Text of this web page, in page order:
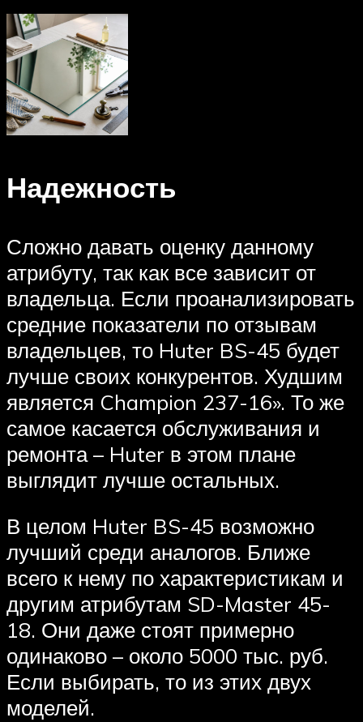
Надежность
Сложно давать оценку данному
атрибуту, так как все зависит от
владельца. Если проанализировать
средние показатели по отзывам
владельцев, то Huter BS-45 будет
лучше своих конкурентов. Худшим
является Champion 237-16». То же
самое касается обслуживания и
ремонта – Huter в этом плане
выглядит лучше остальных.
В целом Huter BS-45 возможно
лучший среди аналогов. Ближе
всего к нему по характеристикам и
другим атрибутам SD-Master 45-
18. Они даже стоят примерно
одинаково – около 5000 тыс. руб.
Если выбирать, то из этих двух
моделей.